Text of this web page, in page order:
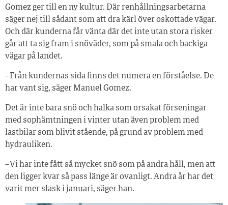
Gomez ger till en ny kultur. Där renhållningsarbetarna
säger nej till sådant som att dra kärl över oskottade vägar.
Och där kunderna får vänta där det inte utan stora risker
går att ta sig fram i snöväder, som på smala och backiga
vägar på landet.
– Från kundernas sida finns det numera en förståelse. De
har vant sig, säger Manuel Gomez.
Det är inte bara snö och halka som orsakat förseningar
med sophämtningen i vinter utan även problem med
lastbilar som blivit stående, på grund av problem med
hydrauliken.
– Vi har inte fått så mycket snö som på andra håll, men att
den ligger kvar så pass länge är ovanligt. Andra år har det
varit mer slask i januari, säger han.